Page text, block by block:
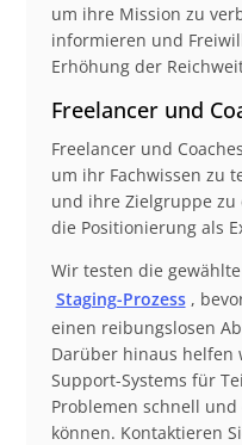
um ihre Mission zu
informieren und
Erhöhung der
Freelancer und
Freelancer und
um ihr Fachwissen zu
und ihre Zielgruppe
die Positionierung als
Wir testen die
Staging-Prozess ,
einen reibungslosen
Darüber hinaus helfen
Support-Systems für
Problemen schnell
können. Kontaktieren